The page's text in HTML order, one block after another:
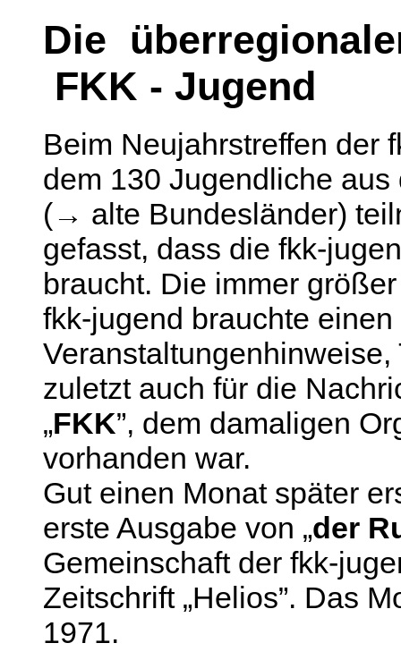
Die
FKK - Jugend
Beim Neujahrstreffen der
dem 130 Jugendliche
(→ alte Bundesländer)
gefasst, dass die fkk-
braucht. Die immer
fkk-jugend brauchte
zuletzt auch für die
„FKK”, dem damaligen
vorhanden war.
Gut einen Monat später
erste Ausgabe von „der
Gemeinschaft der fkk-
Zeitschrift „Helios”. Das
1971.